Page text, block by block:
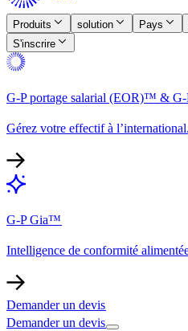
Produits​​ solution​​ Pays​​
S'inscrire​​
G-P portage salarial (EOR)™ & G-
Gérez votre effectif à l’international.​​
G-P Gia™​​
Intelligence de conformité
Demander un devis​​
Demander un devis​​